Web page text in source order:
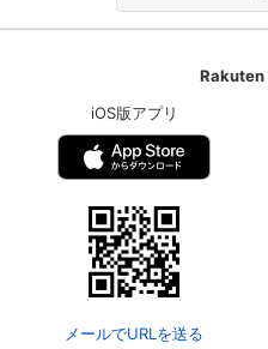
Rakuten
iOS版アプリ
メールでURLを送る